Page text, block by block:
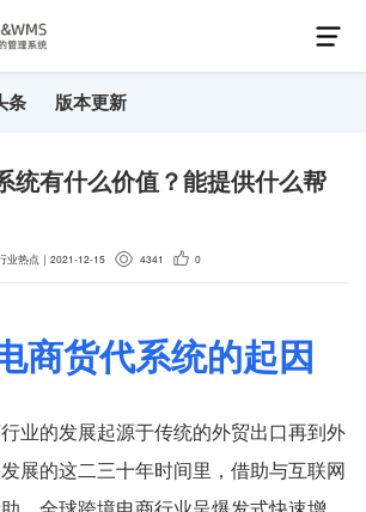
条 版本更新
统有什么价值？能提供什么帮
业热点 ｜ 2021-12-15 4341 0
商货代系统的起因
业的发展起源于传统的外贸出口再到外
展的这二三十年时间里，借助与互联网